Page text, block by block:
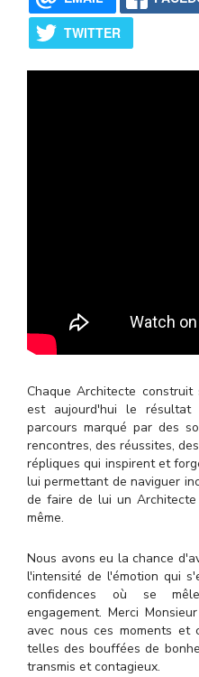
TWITTER
Chaque Architecte
est aujourd'hui le résultat
parcours marqué par des
rencontres, des réussites,
répliques qui inspirent et
lui permettant de naviguer
de faire de lui un
même.
Nous avons eu la chance
l'intensité de l'émotion qui
confidences où se
engagement. Merci
avec nous ces moments et
telles des bouffées de
transmis et contagieux.